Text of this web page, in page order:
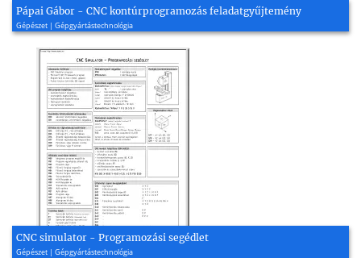
Pápai Gábor - CNC kontúrprogramozás feladatgyűjtemény
Gépészet | Gépgyártástechnológia
CNC simulator - Programozási segédlet
Gépészet | Gépgyártástechnológia